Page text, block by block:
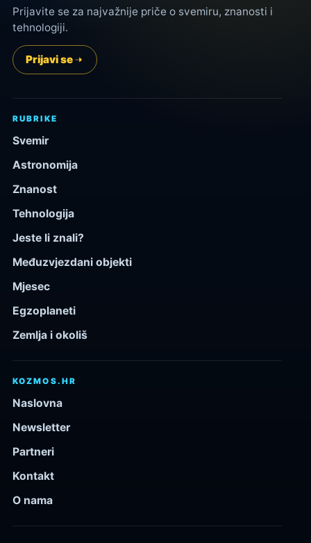
Prijavite se za najvažnije priče o svemiru, znanosti i
tehnologiji.
Prijavi se
RUBRIKE
Svemir
Astronomija
Znanost
Tehnologija
Jeste li znali?
Međuzvjezdani objekti
Mjesec
Egzoplaneti
Zemlja i okoliš
KOZMOS.HR
Naslovna
Newsletter
Partneri
Kontakt
O nama